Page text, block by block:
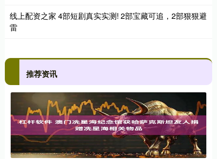
线上配资之家 4部短剧真实实测! 2部宝藏可追，2部狠狠避
雷
推荐资讯